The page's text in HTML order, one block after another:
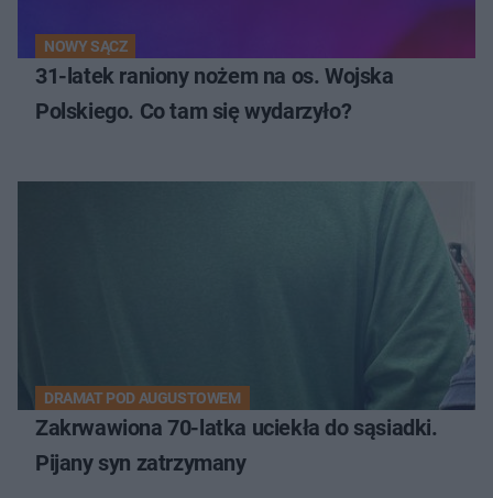
NOWY SĄCZ
31-latek raniony nożem na os. Wojska
Polskiego. Co tam się wydarzyło?
DRAMAT POD AUGUSTOWEM
Zakrwawiona 70-latka uciekła do sąsiadki.
Pijany syn zatrzymany